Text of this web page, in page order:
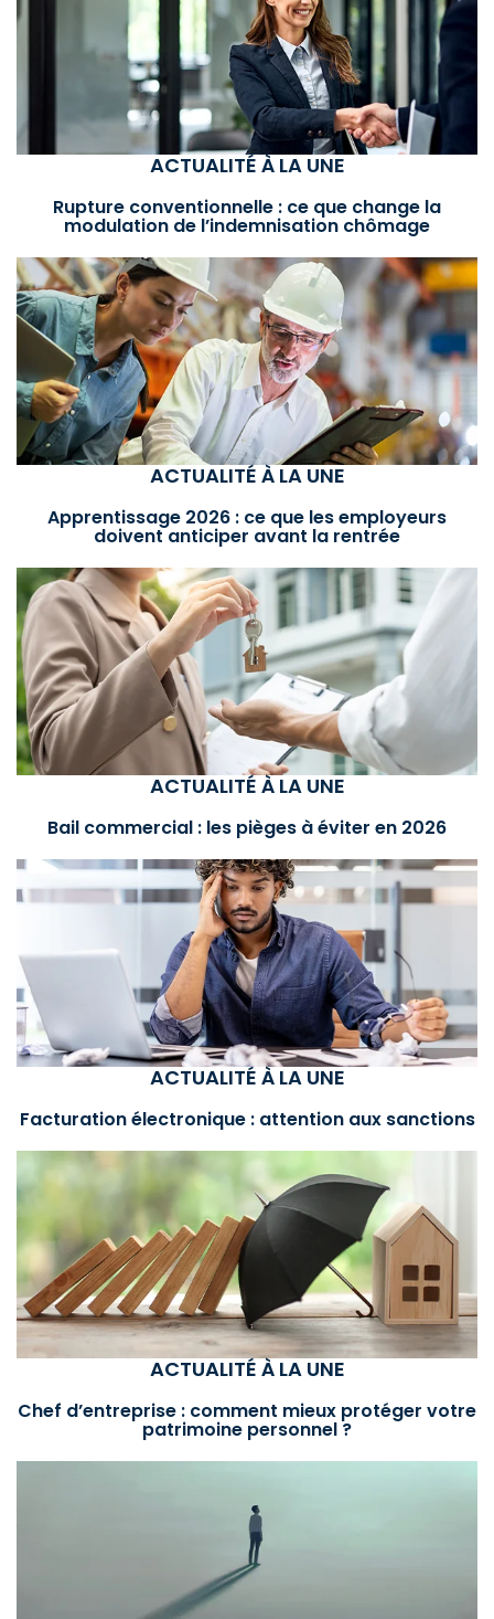
ACTUALITÉ À LA UNE
Rupture conventionnelle : ce que change la
modulation de l’indemnisation chômage
ACTUALITÉ À LA UNE
Apprentissage 2026 : ce que les employeurs
doivent anticiper avant la rentrée
ACTUALITÉ À LA UNE
Bail commercial : les pièges à éviter en 2026
ACTUALITÉ À LA UNE
Facturation électronique : attention aux sanctions
ACTUALITÉ À LA UNE
Chef d’entreprise : comment mieux protéger votre
patrimoine personnel ?